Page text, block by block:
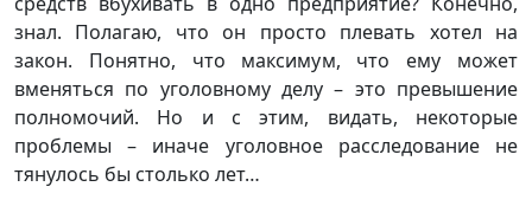
знал. Полагаю, что он просто плевать хотел на
закон. Понятно, что максимум, что ему может
вменяться по уголовному делу – это превышение
полномочий. Но и с этим, видать, некоторые
проблемы – иначе уголовное расследование не
тянулось бы столько лет…